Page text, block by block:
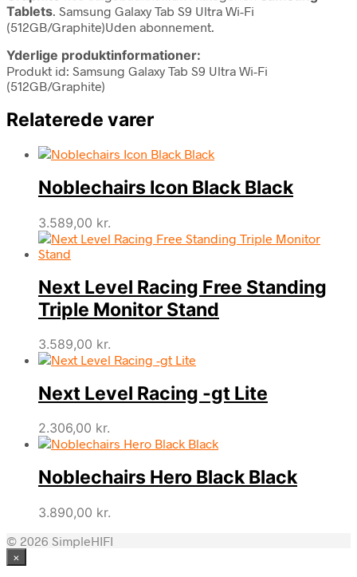
Tablets. Samsung Galaxy Tab S9 Ultra Wi-Fi
(512GB/Graphite)Uden abonnement.
Yderlige produktinformationer:
Produkt id: Samsung Galaxy Tab S9 Ultra Wi-Fi
(512GB/Graphite)
Relaterede varer
Noblechairs Icon Black Black
3.589,00 kr.
Next Level Racing Free Standing
Triple Monitor Stand
3.589,00 kr.
Next Level Racing -gt Lite
2.306,00 kr.
Noblechairs Hero Black Black
3.890,00 kr.
© 2026 SimpleHIFI
×